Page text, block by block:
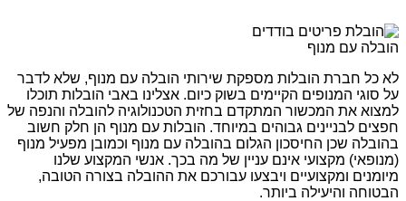
הובלה עם מנוף
לא כל חברת הובלות מספקת שירותי הובלה עם מנוף, שלא לדבר
על סוגי המנופים הקיימים בשוק כיום. אצלינו באבי הובלות תוכלו
למצוא את המכשור המתקדם בחזית הטכנולוגיה להובלה והנפה של
חפצים לבניינים גבוהים במיוחד. הובלות עם מנוף הן חלק חשוב
בהובלה שכן החיסכון הגלום בהובלה עם מנוף וכמובן מפעיל מנוף
(מנופאי) מקצועי אינם עניין של מה בכך. אנשי המקצוע שלנו
מיומנים ומקצועיים ויבצעו עבורכם את ההובלה בצורה הטובה,
הבטוחה והיעילה ביותר.